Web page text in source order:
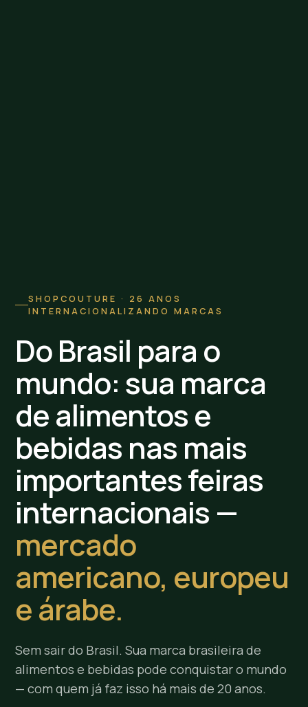
SHOPCOUTURE · 26 ANOS
INTERNACIONALIZANDO MARCAS
Do Brasil para o
mundo: sua marca
de alimentos e
bebidas nas mais
importantes feiras
internacionais —
mercado
americano, europeu
e árabe.
Sem sair do Brasil. Sua marca brasileira de
alimentos e bebidas pode conquistar o mundo
— com quem já faz isso há mais de 20 anos.